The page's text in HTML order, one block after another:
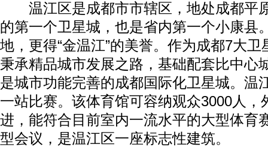
温江区是成都市市辖区，地处成都平
的第一个卫星城，也是省内第一个小康县
地，更得“金温江”的美誉。作为成都7大
秉承精品城市发展之路，基础配套比中心
是城市功能完善的成都国际化卫星城。温
一站比赛。该体育馆可容纳观众3000人，
进，能符合目前室内一流水平的大型体育
型会议，是温江区一座标志性建筑。